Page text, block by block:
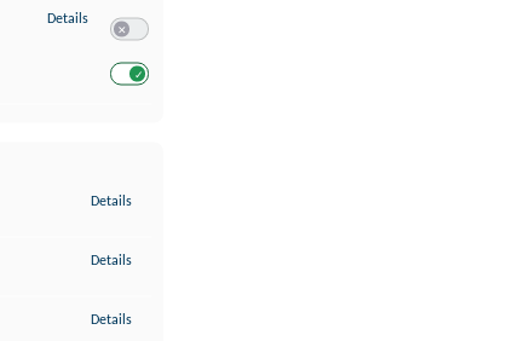
Details zu Entwicklung und Verbesserung der Angebote
Details
Details
Details